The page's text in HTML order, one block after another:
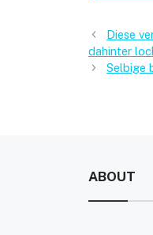
Diese
dahinter
Selbige
ABOUT